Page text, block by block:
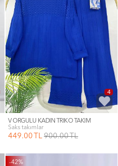
4
V ÖRGÜLÜ KADIN TRİKO TAKIM
saks takımlar
449.00 TL 900.00TL
-42%